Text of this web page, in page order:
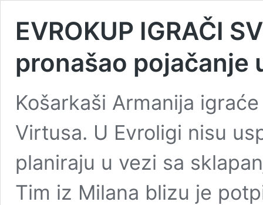
EVROKUP IGRAČI
pronašao pojačanje
Košarkaši Armanija
Virtusa. U Evroligi nisu
planiraju u vezi sa
Tim iz Milana blizu je